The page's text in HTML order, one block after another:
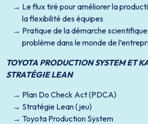
Le flux tiré pour améliorer la
la flexibilité des équipes
Pratique de la démarche
problème dans le monde de
TOYOTA PRODUCTION SYSTEM ET
STRATÉGIE LEAN
Plan Do Check Act (PDCA)
Stratégie Lean (jeu)
Toyota Production System